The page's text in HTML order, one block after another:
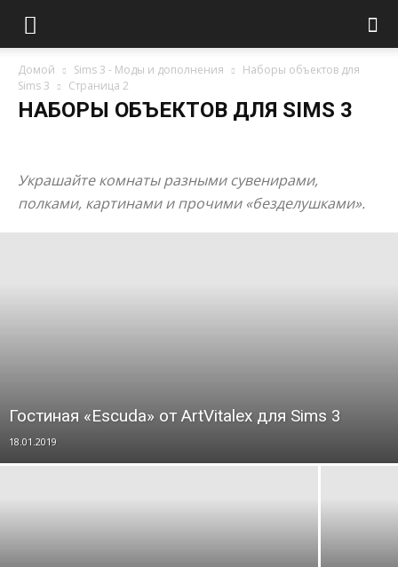
Домой Sims 3 - Моды и дополнения
Наборы объектов для
Sims 3
Страница 2
НАБОРЫ ОБЪЕКТОВ ДЛЯ SIMS 3
Украшайте комнаты разными сувенирами,
полками, картинами и прочими «безделушками».
Гостиная «Escuda» от ArtVitalex для Sims 3
18.01.2019